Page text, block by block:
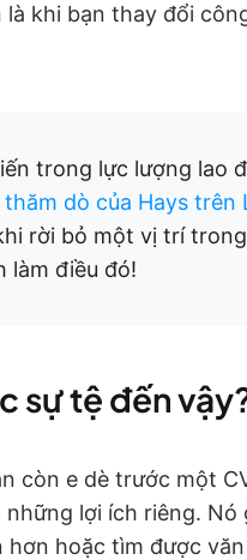
khi bạn thay đổi
trong lực lượng lao
thăm dò của Hays trên
rời bỏ một vị trí
làm điều đó!
sự tệ đến
còn e dè trước một
lợi ích riêng. Nó
hơn hoặc tìm được